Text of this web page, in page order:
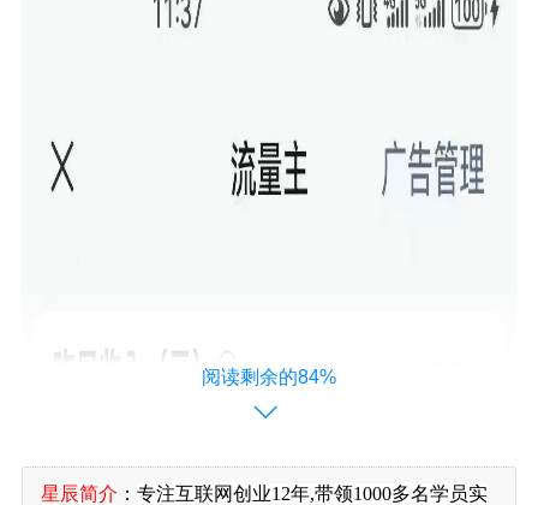
阅读剩余的84%
星辰简介 ： 专注互联网创业12年,带领1000多名学员实